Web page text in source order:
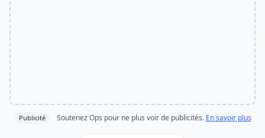
Publicité Soutenez Ops pour ne plus voir de publicités. En savoir plus